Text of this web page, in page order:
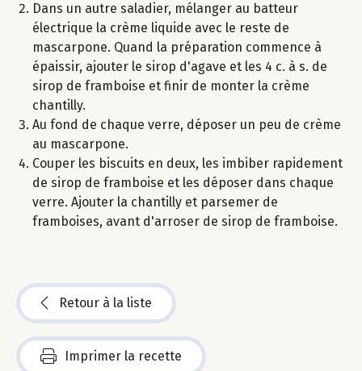
Dans un autre saladier, mélanger au batteur
électrique la crème liquide avec le reste de
mascarpone. Quand la préparation commence à
épaissir, ajouter le sirop d'agave et les 4 c. à s. de
sirop de framboise et finir de monter la crème
chantilly.
Au fond de chaque verre, déposer un peu de crème
au mascarpone.
Couper les biscuits en deux, les imbiber rapidement
de sirop de framboise et les déposer dans chaque
verre. Ajouter la chantilly et parsemer de
framboises, avant d'arroser de sirop de framboise.
Retour à la liste
Imprimer la recette